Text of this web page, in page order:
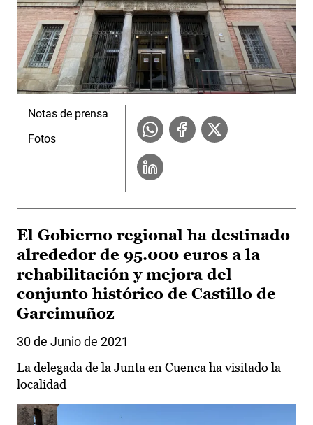
Notas de prensa
Fotos
El Gobierno regional ha destinado
alrededor de 95.000 euros a la
rehabilitación y mejora del
conjunto histórico de Castillo de
Garcimuñoz
30 de Junio de 2021
La delegada de la Junta en Cuenca ha visitado la
localidad